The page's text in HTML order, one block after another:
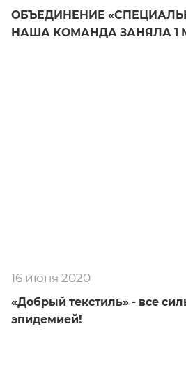
ОБЪЕДИНЕНИЕ
НАША КОМАНДА ЗАНЯЛА 1
16 июня 2020
«Добрый текстиль» - все
эпидемией!